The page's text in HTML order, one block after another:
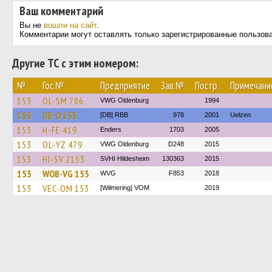
Ваш комментарий
Вы не вошли на сайт.
Комментарии могут оставлять только зарегистрированные
Другие ТС с этим номером:
№ Гос.№ Предприятие Зав.№ Постр.
153 OL-SM 786 VWG Oldenburg 1994
153 UE-O 153 [DB] RBB 978 2001 Uelzen
153 H-FE 419 Enders 1703 2005
153 OL-YZ 479 VWG Oldenburg D248 2015
153 HI-SV 2153 SVHI Hildesheim 130363 2015
153 WOB-VG 153 WVG F853 2018
153 VEC-OM 153 [Wilmering] VOM 2019